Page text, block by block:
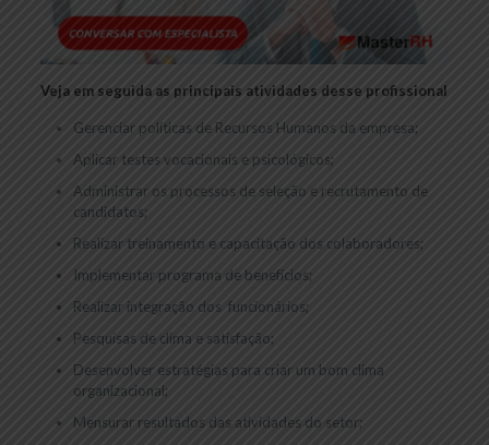
Veja em seguida as principais atividades desse profissional
Gerenciar políticas de Recursos Humanos da empresa;
Aplicar testes vocacionais e psicológicos;
Administrar os processos de seleção e recrutamento de
candidatos;
Realizar treinamento e capacitação dos colaboradores;
Implementar programa de benefícios;
Realizar integração dos funcionários;
Pesquisas de clima e satisfação;
Desenvolver estratégias para criar um bom clima
organizacional;
Mensurar resultados das atividades do setor;